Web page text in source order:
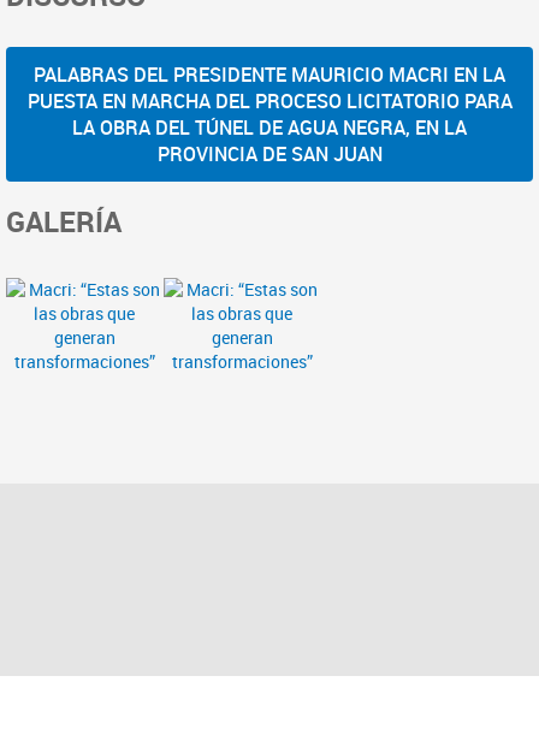
PALABRAS DEL PRESIDENTE MAURICIO MACRI EN LA
PUESTA EN MARCHA DEL PROCESO LICITATORIO PARA
LA OBRA DEL TÚNEL DE AGUA NEGRA, EN LA
PROVINCIA DE SAN JUAN
GALERÍA